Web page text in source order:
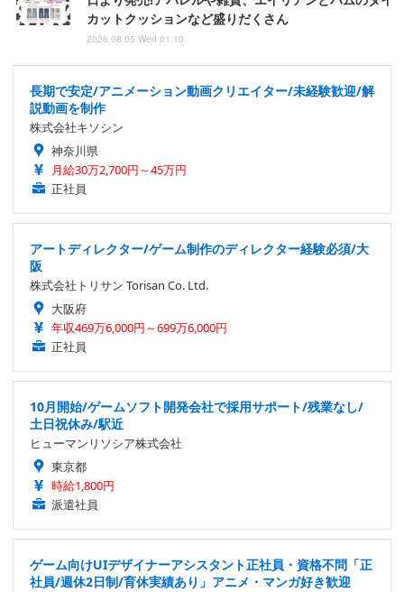
カットクッションなど盛りだくさん
2026.08.05 Wed 01:10
長期で安定/アニメーション動画クリエイター/未経験歓迎/解
説動画を制作
株式会社キソシン
神奈川県
月給30万2,700円～45万円
正社員
アートディレクター/ゲーム制作のディレクター経験必須/大
阪
株式会社トリサン Torisan Co. Ltd.
大阪府
年収469万6,000円～699万6,000円
正社員
10月開始/ゲームソフト開発会社で採用サポート/残業なし/
土日祝休み/駅近
ヒューマンリソシア株式会社
東京都
時給1,800円
派遣社員
ゲーム向けUIデザイナーアシスタント正社員・資格不問「正
社員/週休2日制/育休実績あり」アニメ・マンガ好き歓迎